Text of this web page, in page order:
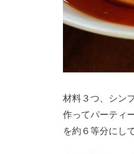
材料３つ、シン
作ってパーティ
を約６等分にし